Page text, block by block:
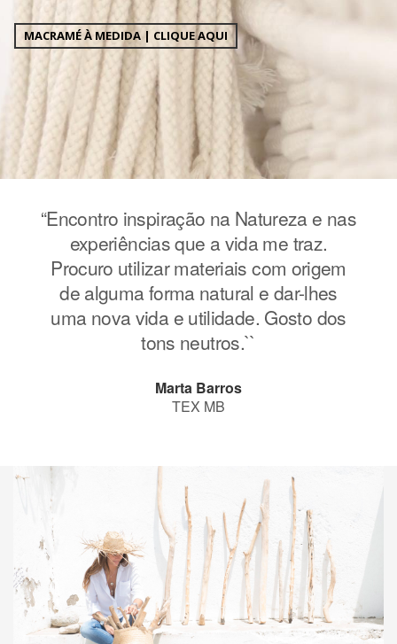
MACRAMÉ À MEDIDA | CLIQUE AQUI
“Encontro inspiração na Natureza e nas
experiências que a vida me traz.
Procuro utilizar materiais com origem
de alguma forma natural e dar-lhes
uma nova vida e utilidade. Gosto dos
tons neutros.``
Marta Barros
TEX MB